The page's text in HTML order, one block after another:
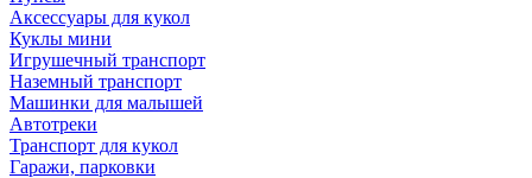
Аксессуары для кукол
Куклы мини
Игрушечный транспорт
Наземный транспорт
Машинки для малышей
Автотреки
Транспорт для кукол
Гаражи, парковки